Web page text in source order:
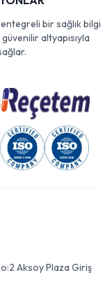
bir sağlık bilgi
altyapısıyla
Aksoy Plaza Giriş